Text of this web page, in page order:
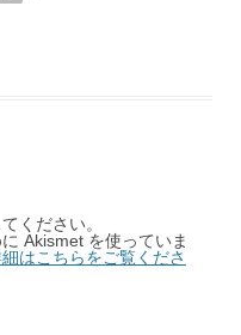
てください。
Akismet を使っていま
はこちらをご覧くださ